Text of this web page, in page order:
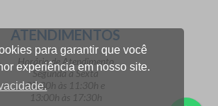
para garantir que você
experiência em nosso site.
ATENDIMENTOS
Horário de Atendimento
Segunda a Sexta
07:30h às 11:30h e
13:00h às 17:30h